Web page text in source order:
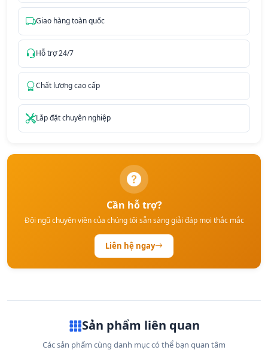
Giao hàng toàn quốc
Hỗ trợ 24/7
Chất lượng cao cấp
Lắp đặt chuyên nghiệp
Cần hỗ trợ?
Đội ngũ chuyên viên của chúng tôi sẵn sàng giải đáp mọi thắc mắc
Liên hệ ngay
Sản phẩm liên quan
Các sản phẩm cùng danh mục có thể bạn quan tâm